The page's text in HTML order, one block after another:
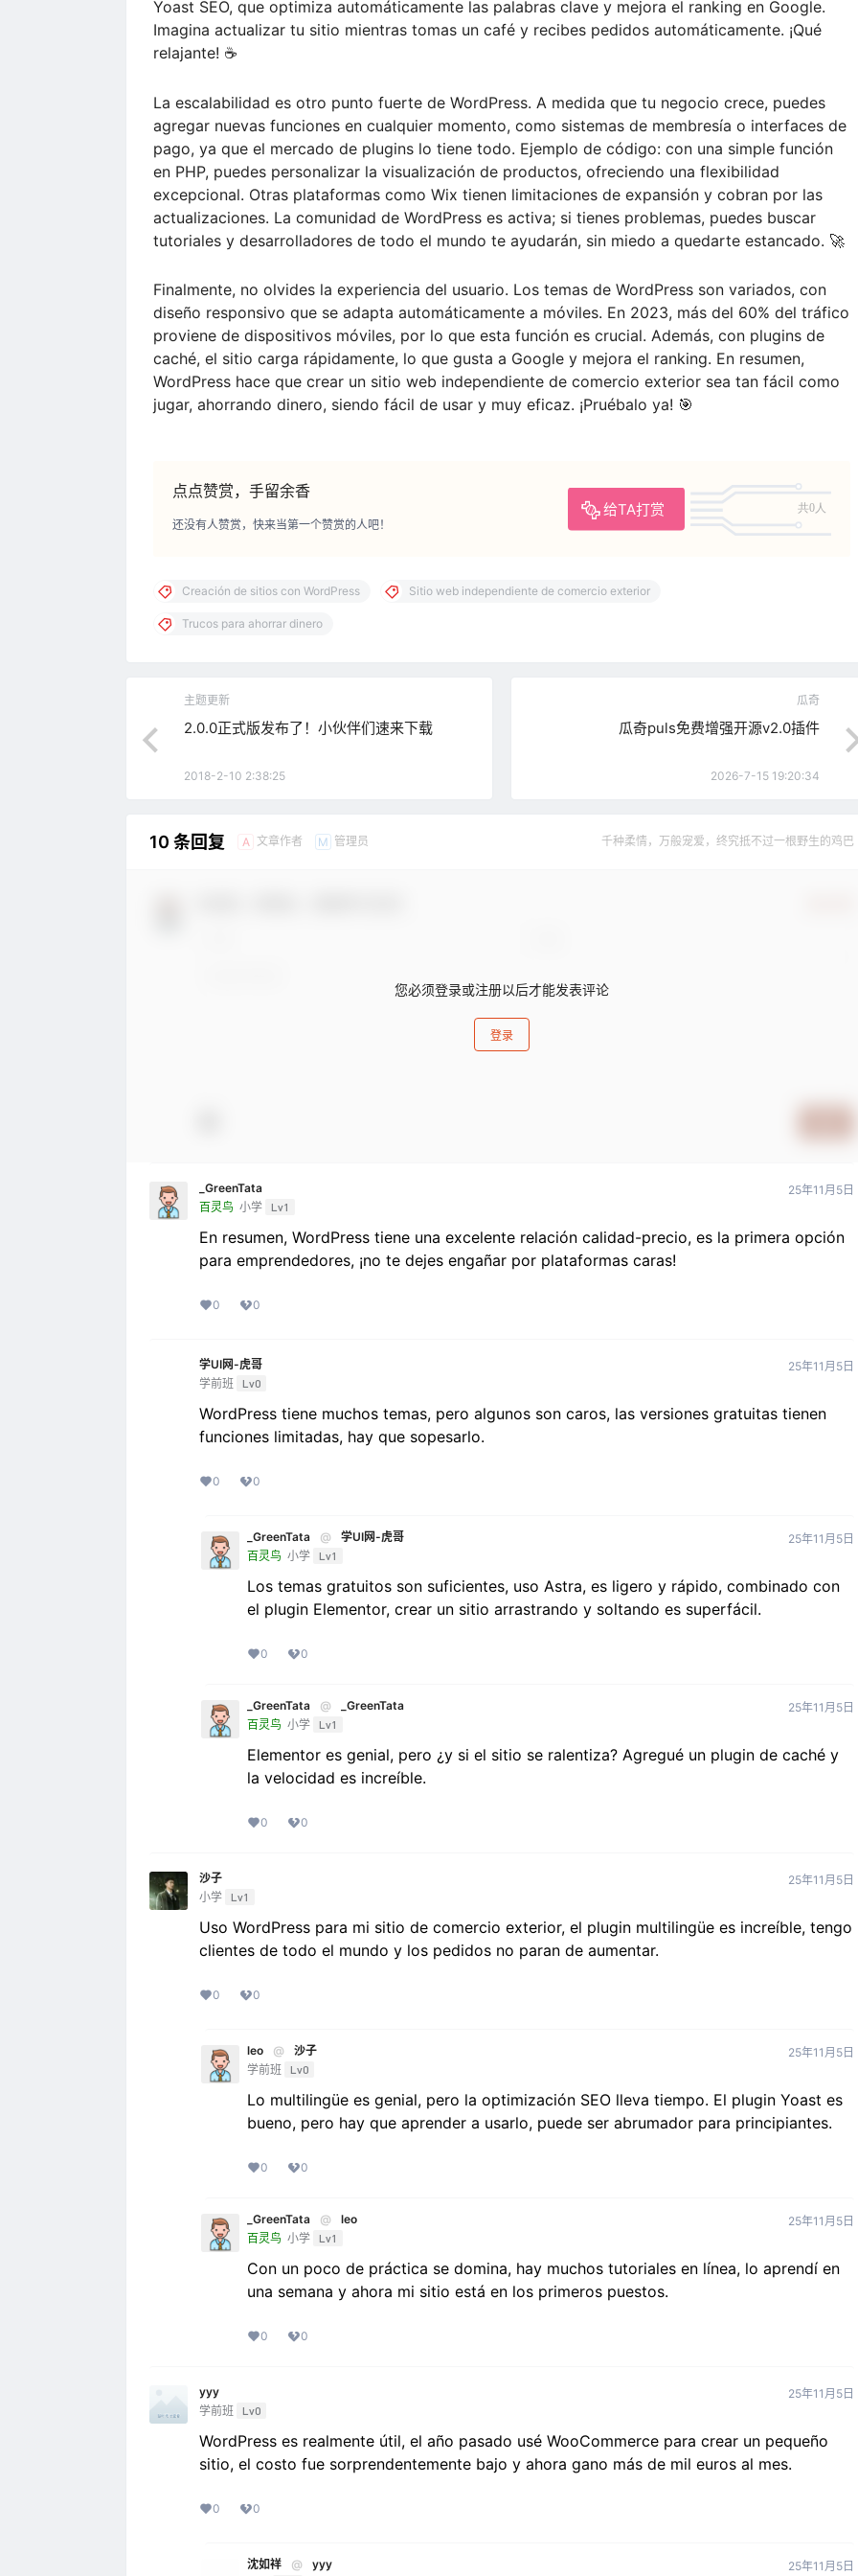
Yoast SEO, que optimiza automáticamente las palabras clave y mejora el ranking en Google.
Imagina actualizar tu sitio mientras tomas un café y recibes pedidos automáticamente. ¡Qué
relajante! ☕
La escalabilidad es otro punto fuerte de WordPress. A medida que tu negocio crece, puedes
agregar nuevas funciones en cualquier momento, como sistemas de membresía o interfaces de
pago, ya que el mercado de plugins lo tiene todo. Ejemplo de código: con una simple función
en PHP, puedes personalizar la visualización de productos, ofreciendo una flexibilidad
excepcional. Otras plataformas como Wix tienen limitaciones de expansión y cobran por las
actualizaciones. La comunidad de WordPress es activa; si tienes problemas, puedes buscar
tutoriales y desarrolladores de todo el mundo te ayudarán, sin miedo a quedarte estancado. 🚀
Finalmente, no olvides la experiencia del usuario. Los temas de WordPress son variados, con
diseño responsivo que se adapta automáticamente a móviles. En 2023, más del 60% del tráfico
proviene de dispositivos móviles, por lo que esta función es crucial. Además, con plugins de
caché, el sitio carga rápidamente, lo que gusta a Google y mejora el ranking. En resumen,
WordPress hace que crear un sitio web independiente de comercio exterior sea tan fácil como
jugar, ahorrando dinero, siendo fácil de usar y muy eficaz. ¡Pruébalo ya! 🎯
点点赞赏，手留余香
给TA打赏 共0人
还没有人赞赏，快来当第一个赞赏的人吧！
Creación de sitios con WordPress Sitio web independiente de comercio exterior
Trucos para ahorrar dinero
主题更新
2.0.0正式版发布了！小伙伴们速来下载
2018-2-10 2:38:25
瓜奇
瓜奇puls免费增强开源v2.0插件
2026-7-15 19:20:34
10 条回复 A 文章作者 M 管理员 千种柔情，万般宠爱，终究抵不过一根野生的鸡巴
您必须登录或注册以后才能发表评论
登录
_GreenTata
百灵鸟 小学 Lv1
25年11月5日
En resumen, WordPress tiene una excelente relación calidad-precio, es la primera opción
para emprendedores, ¡no te dejes engañar por plataformas caras!
0 0
学UI网-虎哥
学前班 Lv0
25年11月5日
WordPress tiene muchos temas, pero algunos son caros, las versiones gratuitas tienen
funciones limitadas, hay que sopesarlo.
0 0
_GreenTata @
学UI网-虎哥
百灵鸟 小学 Lv1
25年11月5日
Los temas gratuitos son suficientes, uso Astra, es ligero y rápido, combinado con
el plugin Elementor, crear un sitio arrastrando y soltando es superfácil.
0 0
_GreenTata @
_GreenTata
百灵鸟 小学 Lv1
25年11月5日
Elementor es genial, pero ¿y si el sitio se ralentiza? Agregué un plugin de caché y
la velocidad es increíble.
0 0
沙子
小学 Lv1
25年11月5日
Uso WordPress para mi sitio de comercio exterior, el plugin multilingüe es increíble, tengo
clientes de todo el mundo y los pedidos no paran de aumentar.
0 0
leo @
沙子
学前班 Lv0
25年11月5日
Lo multilingüe es genial, pero la optimización SEO lleva tiempo. El plugin Yoast es
bueno, pero hay que aprender a usarlo, puede ser abrumador para principiantes.
0 0
_GreenTata @
leo
百灵鸟 小学 Lv1
25年11月5日
Con un poco de práctica se domina, hay muchos tutoriales en línea, lo aprendí en
una semana y ahora mi sitio está en los primeros puestos.
0 0
yyy
学前班 Lv0
25年11月5日
WordPress es realmente útil, el año pasado usé WooCommerce para crear un pequeño
sitio, el costo fue sorprendentemente bajo y ahora gano más de mil euros al mes.
0 0
沈如祥 @
yyy
25年11月5日